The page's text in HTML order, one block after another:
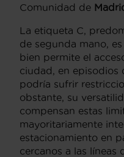
Comunidad de
La etiqueta C,
de segunda mano,
bien permite el
ciudad, en episodios
podría sufrir
obstante, su
compensan estas
mayoritariamente
estacionamiento en
cercanos a las líneas